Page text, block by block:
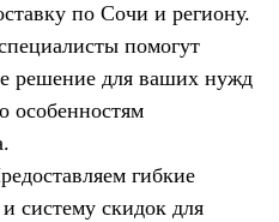
по Сочи и региону.
помогут
решение для ваших нужд
особенностям
гибкие
систему скидок для